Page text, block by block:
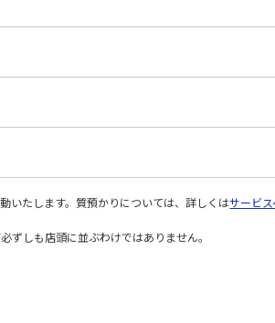
いたします。質預かりについては、詳しくはサービス
ずしも店頭に並ぶわけではありません。